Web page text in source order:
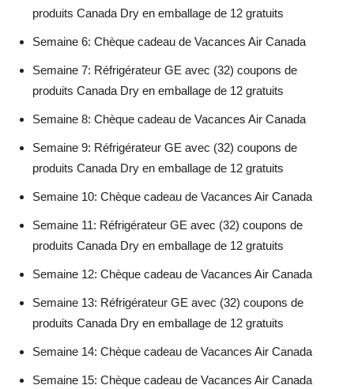
produits Canada Dry en emballage de 12 gratuits
Semaine 6: Chèque cadeau de Vacances Air Canada
Semaine 7: Réfrigérateur GE avec (32) coupons de
produits Canada Dry en emballage de 12 gratuits
Semaine 8: Chèque cadeau de Vacances Air Canada
Semaine 9: Réfrigérateur GE avec (32) coupons de
produits Canada Dry en emballage de 12 gratuits
Semaine 10: Chèque cadeau de Vacances Air Canada
Semaine 11: Réfrigérateur GE avec (32) coupons de
produits Canada Dry en emballage de 12 gratuits
Semaine 12: Chèque cadeau de Vacances Air Canada
Semaine 13: Réfrigérateur GE avec (32) coupons de
produits Canada Dry en emballage de 12 gratuits
Semaine 14: Chèque cadeau de Vacances Air Canada
Semaine 15: Chèque cadeau de Vacances Air Canada